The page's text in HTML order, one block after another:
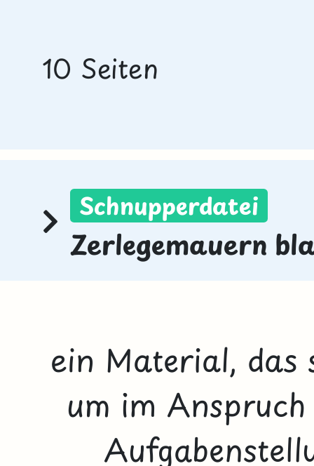
10 Seiten
Schnupperdatei
Zerlegemauern
ein Material, das
um im